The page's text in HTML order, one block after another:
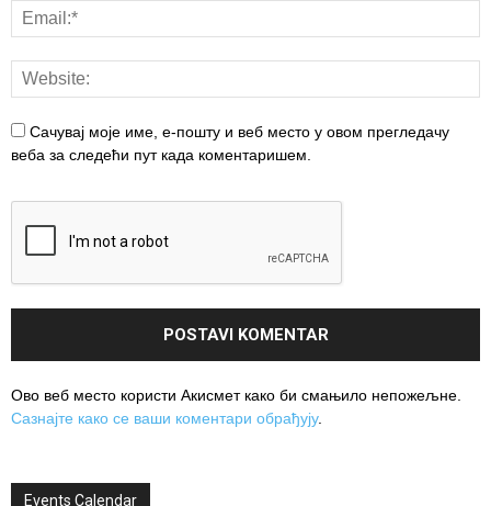
Сачувај моје име, е-пошту и веб место у овом прегледачу
веба за следећи пут када коментаришем.
Ово веб место користи Акисмет како би смањило непожељне.
Сазнајте како се ваши коментари обрађују.
Events Calendar